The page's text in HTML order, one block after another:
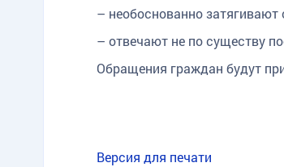
– необоснованно
– отвечают не по существу
Обращения граждан будут
Версия для печати